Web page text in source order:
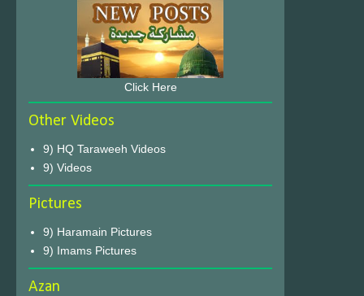
Click Here
Other Videos
9) HQ Taraweeh Videos
9) Videos
Pictures
9) Haramain Pictures
9) Imams Pictures
Azan